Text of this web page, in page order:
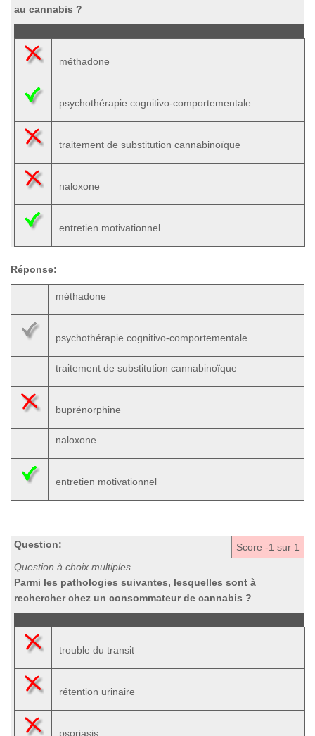
au cannabis ?
méthadone
psychothérapie cognitivo-comportementale
traitement de substitution cannabinoïque
naloxone
entretien motivationnel
Réponse:
méthadone
psychothérapie cognitivo-comportementale
traitement de substitution cannabinoïque
buprénorphine
naloxone
entretien motivationnel
Score -1 sur 1
Question:
Question à choix multiples
Parmi les pathologies suivantes, lesquelles sont à
rechercher chez un consommateur de cannabis ?
trouble du transit
rétention urinaire
psoriasis